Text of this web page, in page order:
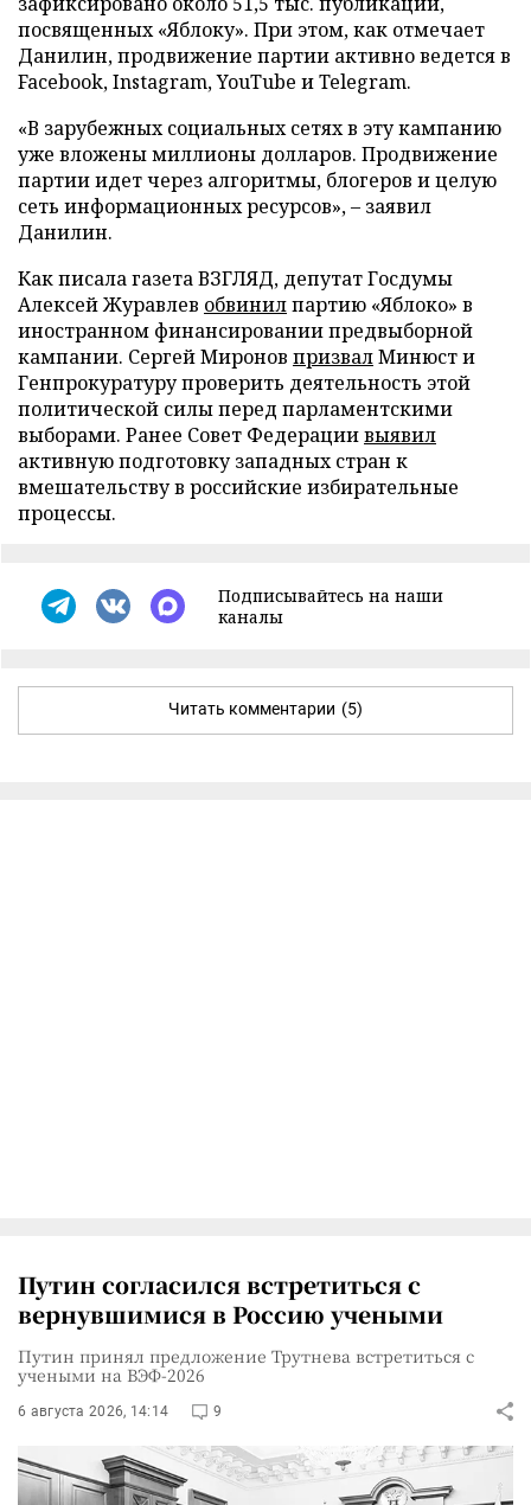
посвященных «Яблоку». При этом, как отмечает
Данилин, продвижение партии активно ведется в
Facebook, Instagram, YouTube и Telegram.
«В зарубежных социальных сетях в эту кампанию
уже вложены миллионы долларов. Продвижение
партии идет через алгоритмы, блогеров и целую
сеть информационных ресурсов», – заявил
Данилин.
Как писала газета ВЗГЛЯД, депутат Госдумы
Алексей Журавлев обвинилпартию «Яблоко» в
иностранном финансировании предвыборной
кампании. Сергей Миронов призвалМинюст и
Генпрокуратуру проверить деятельность этой
политической силы перед парламентскими
выборами. Ранее Совет Федерациивыявил
активную подготовку западных стран к
вмешательству в российские избирательные
процессы.
Подписывайтесь на наши
каналы
Читать комментарии (5)
Путин согласился встретиться с
вернувшимися в Россию учеными
Путин принял предложение Трутнева встретиться с
учеными на ВЭФ-2026
6 августа 2026, 14:14 9